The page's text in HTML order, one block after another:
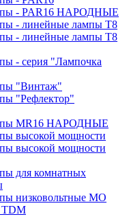
- PAR16 НАРОДНЫЕ
- линейные лампы T8
- линейные лампы T8
- серия "Лампочка
"Винтаж"
"Рефлектор"
MR16 НАРОДНЫЕ
высокой мощности
высокой мощности
для комнатных
низковольтные МО
TDM